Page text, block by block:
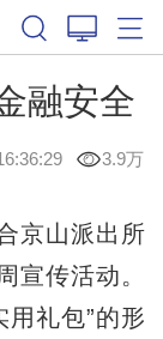
融安全
3.9万
京山派出所
宣传活动。
礼包”的形